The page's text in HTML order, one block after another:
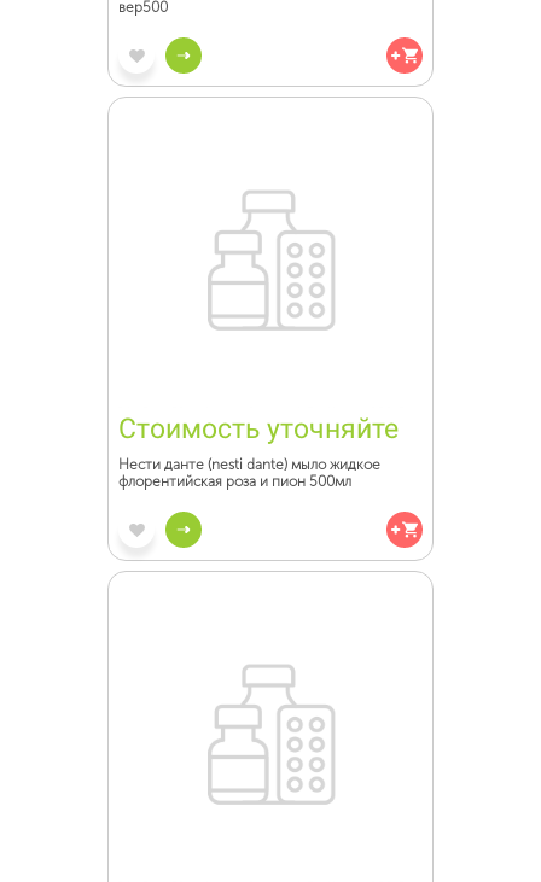
вер500
Стоимость уточняйте
Нести данте (nesti dante) мыло жидкое
флорентийская роза и пион 500мл